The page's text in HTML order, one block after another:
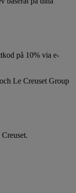
på 10% via e-
Le Creuset Group